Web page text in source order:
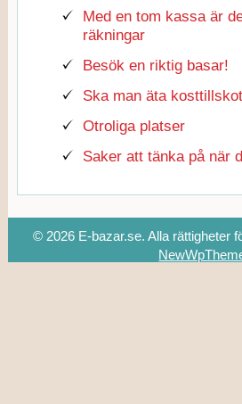
Med en tom kassa är
räkningar
Besök en riktig basar!
Ska man äta
Otroliga platser
Saker att tänka på när
© 2026 E-bazar.se. Alla rättigheter